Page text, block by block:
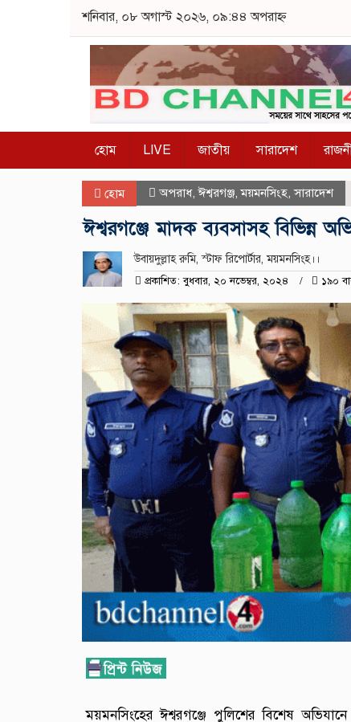
শনিবার, ০৮ অগাস্ট ২০২৬, ০৯:৪৪ অপরাহ্ন
হোম LIVE জাতীয় সারাদেশ
হোম অপরাধ,ঈশ্বরগঞ্জ,ময়মনসিংহ,সারাদেশ
ঈশ্বরগঞ্জে মাদক ব্যবসাসহ বিভিন্ন
উবায়দুল্লাহ রুমি, স্টাফ রিপোর্টার, ময়মনসিংহ।।
প্রকাশিত: বুধবার, ২০ নভেম্বর, ২০২৪ ১৯০
ময়মনসিংহের ঈশ্বরগঞ্জে পুলিশের বিশেষ